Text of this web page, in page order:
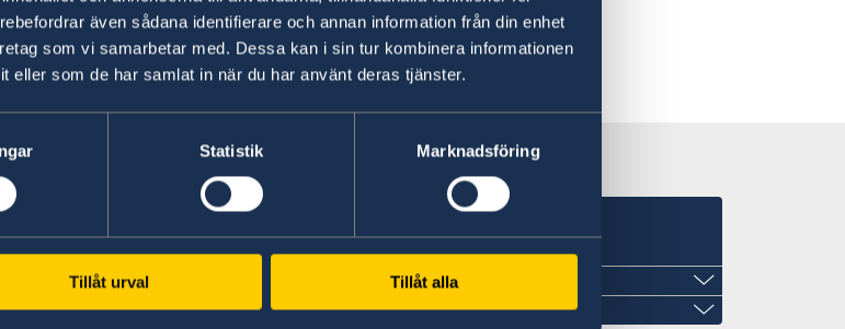
även sådana identifierare och annan information från din enhet
som vi samarbetar med. Dessa kan i sin tur kombinera informationen
eller som de har samlat in när du har använt deras tjänster.
Statistik Marknadsföring
Tillåt urval Tillåt alla
08 nov 2023, 14.41
CONSULADO DE SUECIA
Consulado Honorario en Guayaquil, Ecuador
Teléfono:
Consulado General en Quito, Ecuador